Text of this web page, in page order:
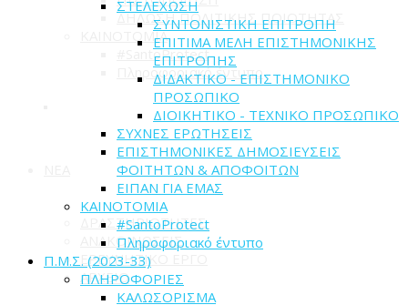
ΔΗΛΩΣΗ ΠΟΛΙΤΙΚΗΣ ΠΟΙΟΤΗΤΑΣ
ΚΑΙΝΟΤΟΜΙΑ
#SantoProtect
Πληροφοριακό έντυπο
ΔΡΑΣΤΗΡΙΟΤΗΤΕΣ
ΑΝΑΚΟΙΝΩΣΕΙΣ
ΕΡΕΥΝΗΤΙΚΟ ΕΡΓΟ
ΑΡΧΕΙΟ
ΣΤΕΛΕΧΩΣΗ
ΣΥΝΤΟΝΙΣΤΙΚΗ ΕΠΙΤΡΟΠΗ
ΕΠΙΤΙΜΑ ΜΕΛΗ ΕΠΙΣΤΗΜΟΝΙΚΗΣ
ΕΠΙΤΡΟΠΗΣ
ΔΙΔΑΚΤΙΚΟ - ΕΠΙΣΤΗΜΟΝΙΚΟ
ΠΡΟΣΩΠΙΚΟ
ΔΙΟΙΚΗΤΙΚΟ - ΤΕΧΝΙΚΟ ΠΡΟΣΩΠΙΚΟ
ΣΥΧΝΕΣ ΕΡΩΤΗΣΕΙΣ
ΕΠΙΣΤΗΜΟΝΙΚΕΣ ΔΗΜΟΣΙΕΥΣΕΙΣ
ΦΟΙΤΗΤΩΝ & ΑΠΟΦΟΙΤΩΝ
ΕΙΠΑΝ ΓΙΑ ΕΜΑΣ
ΚΑΙΝΟΤΟΜΙΑ
#SantoProtect
Πληροφοριακό έντυπο
Π.Μ.Σ. (2023-33)
ΠΛΗΡΟΦΟΡΙΕΣ
ΚΑΛΩΣΟΡΙΣΜΑ